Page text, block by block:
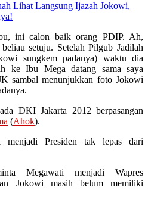
Lihat Langsung Ijazah Jokowi,
ini calon baik orang PDIP. Ah,
setuju. Setelah Pilgub Jadilah
sungkem padanya) waktu dia
ke Ibu Mega datang sama saya
sambal menunjukkan foto Jokowi
DKI Jakarta 2012 berpasangan
(Ahok).
menjadi Presiden tak lepas dari
Megawati menjadi Wapres
Jokowi masih belum memiliki